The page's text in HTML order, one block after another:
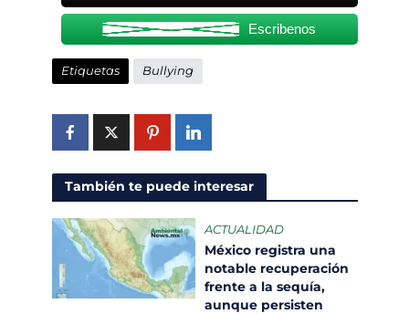
Escribenos
Etiquetas Bullying
También te puede interesar
ACTUALIDAD
México registra una
notable recuperación
frente a la sequía,
aunque persisten